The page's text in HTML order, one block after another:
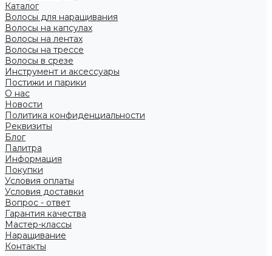
Каталог
Волосы для наращивания
Волосы на капсулах
Волосы на лентах
Волосы на трессе
Волосы в срезе
Инструмент и аксессуары
Постижи и парики
О нас
Новости
Политика конфиденциальности
Реквизиты
Блог
Палитра
Информация
Покупки
Условия оплаты
Условия доставки
Вопрос - ответ
Гарантия качества
Мастер-классы
Наращивание
Контакты